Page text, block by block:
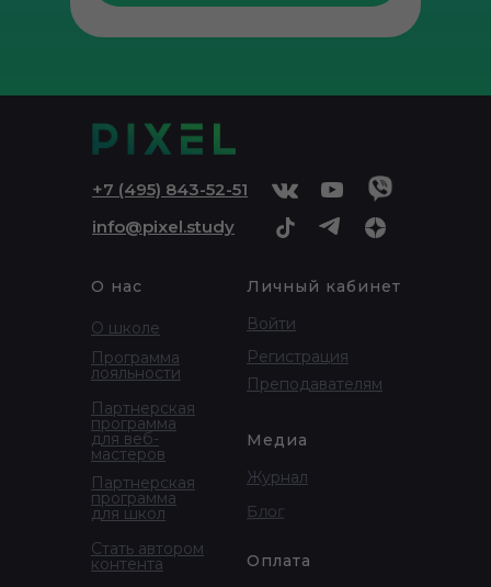
+7 (495) 843-52-51
info@pixel.study
О нас
О школе
Партнерская
программа
для веб-
мастеров
Партнерская
программа
для школ
Стать автором
контента
Программа
лояльности
Личный кабинет
Войти
Регистрация
Преподавателям
Медиа
Журнал
Блог
Оплата